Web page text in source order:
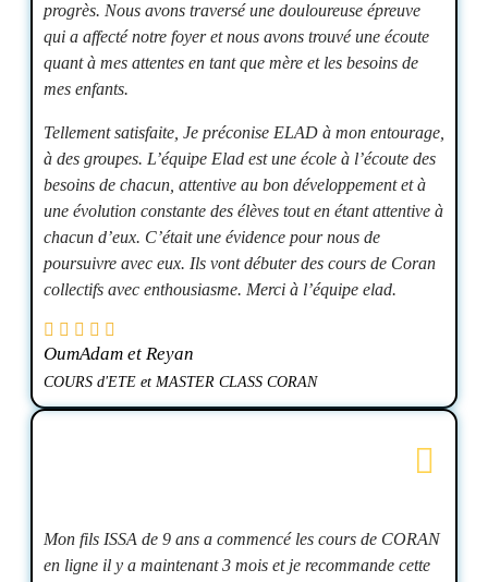
progrès. Nous avons traversé une douloureuse épreuve
qui a affecté notre foyer et nous avons trouvé une écoute
quant à mes attentes en tant que mère et les besoins de
mes enfants.
Tellement satisfaite, Je préconise ELAD à mon entourage,
à des groupes. L’équipe Elad est une école à l’écoute des
besoins de chacun, attentive au bon développement et à
une évolution constante des élèves tout en étant attentive à
chacun d’eux. C’était une évidence pour nous de
poursuivre avec eux. Ils vont débuter des cours de Coran
collectifs avec enthousiasme. Merci à l’équipe elad.
OumAdam et Reyan
COURS d'ETE et MASTER CLASS CORAN
Mon fils ISSA de 9 ans a commencé les cours de CORAN
en ligne il y a maintenant 3 mois et je recommande cette